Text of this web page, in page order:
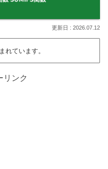
2026.07.12
れています。
リンク